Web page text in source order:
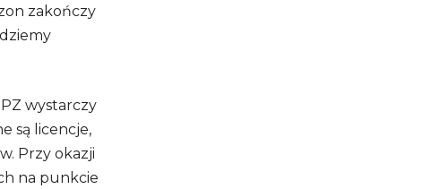
zakończy
wystarczy
są licencje,
Przy okazji
na punkcie